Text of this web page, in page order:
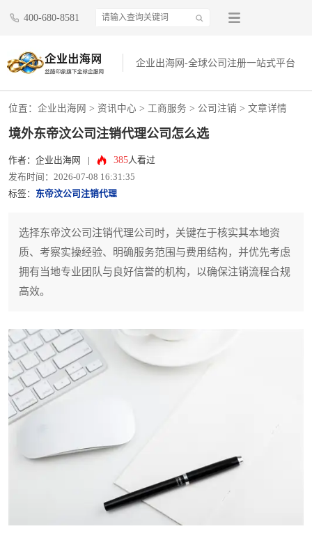
400-680-8581
企业出海网-全球公司注册一站式平台
位置： 企业出海网 > 资讯中心 > 工商服务 > 公司注销 > 文章详情
境外东帝汶公司注销代理公司怎么选
作者：企业出海网 385人看过
发布时间：2026-07-08 16:31:35
标签： 东帝汶公司注销代理
选择东帝汶公司注销代理公司时，关键在于核实其本地资
质、考察实操经验、明确服务范围与费用结构，并优先考虑
拥有当地专业团队与良好信誉的机构，以确保注销流程合规
高效。